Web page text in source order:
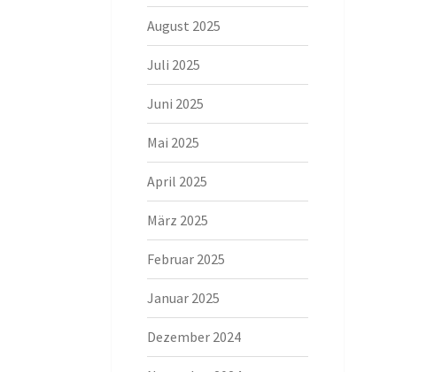
August 2025
Juli 2025
Juni 2025
Mai 2025
April 2025
März 2025
Februar 2025
Januar 2025
Dezember 2024